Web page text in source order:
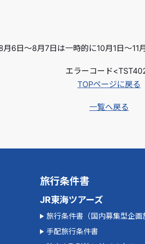
6日～8月7日は一時的に10月1日～11
エラーコード
TOPページに戻る
一覧へ戻る
旅行条件書
JR東海ツアーズ
旅行条件書（国内募集型企画
手配旅行条件書